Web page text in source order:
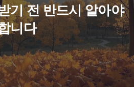
기 전 반드시 알아야
니다